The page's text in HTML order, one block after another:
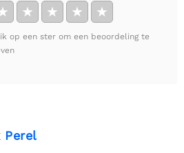
★ ★ ★ ★
op een ster om een beoordeling te
Perel